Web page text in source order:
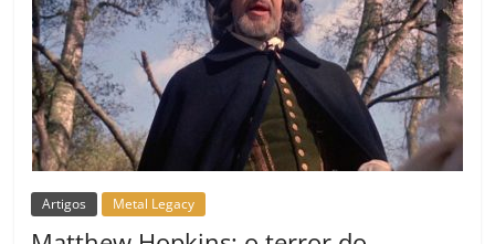
Artigos Metal Legacy